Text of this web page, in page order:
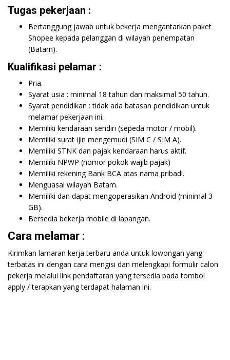
Tugas pekerjaan :
Bertanggung jawab untuk bekerja mengantarkan paket
Shopee kepada pelanggan di wilayah penempatan
(Batam).
Kualifikasi pelamar :
Pria.
Syarat usia : minimal 18 tahun dan maksimal 50 tahun.
Syarat pendidikan : tidak ada batasan pendidikan untuk
melamar pekerjaan ini.
Memiliki kendaraan sendiri (sepeda motor / mobil).
Memiliki surat ijin mengemudi (SIM C / SIM A).
Memiliki STNK dan pajak kendaraan harus aktif.
Memiliki NPWP (nomor pokok wajib pajak)
Memiliki rekening Bank BCA atas nama pribadi.
Menguasai wilayah Batam.
Memiliki dan dapat mengoperasikan Android (minimal 3
GB).
Bersedia bekerja mobile di lapangan.
Cara melamar :
Kirimkan lamaran kerja terbaru anda untuk lowongan yang
terbatas ini dengan cara mengisi dan melengkapi formulir calon
pekerja melalui link pendaftaran yang tersedia pada tombol
apply / terapkan yang terdapat halaman ini.